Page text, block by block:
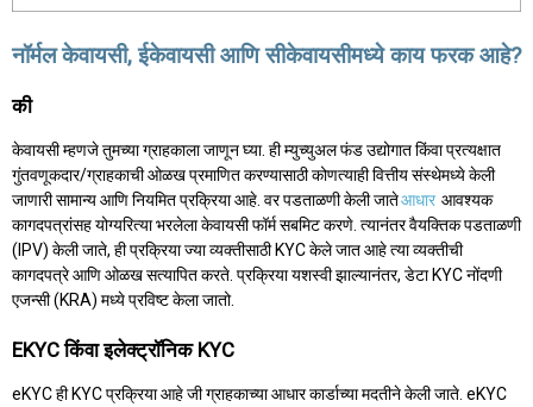
नॉर्मल केवायसी, ईकेवायसी आणि सीकेवायसीमध्ये काय फरक आहे?
की
केवायसी म्हणजे तुमच्या ग्राहकाला जाणून घ्या. ही म्युच्युअल फंड उद्योगात किंवा प्रत्यक्षात
गुंतवणूकदार/ग्राहकाची ओळख प्रमाणित करण्यासाठी कोणत्याही वित्तीय संस्थेमध्ये केली
जाणारी सामान्य आणि नियमित प्रक्रिया आहे. वर पडताळणी केली जातेआधार आवश्यक
कागदपत्रांसह योग्यरित्या भरलेला केवायसी फॉर्म सबमिट करणे. त्यानंतर वैयक्तिक पडताळणी
(IPV) केली जाते, ही प्रक्रिया ज्या व्यक्तीसाठी KYC केले जात आहे त्या व्यक्तीची
कागदपत्रे आणि ओळख सत्यापित करते. प्रक्रिया यशस्वी झाल्यानंतर, डेटा KYC नोंदणी
एजन्सी (KRA) मध्ये प्रविष्ट केला जातो.
EKYC किंवा इलेक्ट्रॉनिक KYC
eKYC ही KYC प्रक्रिया आहे जी ग्राहकाच्या आधार कार्डाच्या मदतीने केली जाते. eKYC